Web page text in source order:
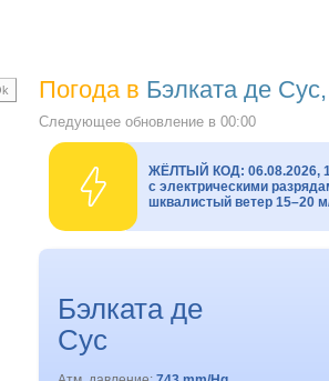
Погода в Бэлката де
Следующее обновление в 00:00
ЖЁЛТЫЙ КОД: 06.08.2026,
с электрическими
шквалистый ветер 15–20
Бэлката де
Сус